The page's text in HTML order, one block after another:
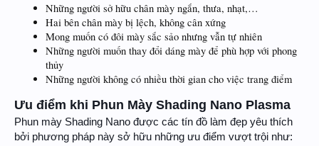
Những người sở hữu chân mày ngắn, thưa, nhạt,…
Hai bên chân mày bị lệch, không cân xứng
Mong muốn có đôi mày sắc sảo nhưng vẫn tự nhiên
Những người muốn thay đổi dáng mày để phù hợp với phong
thủy
Những người không có nhiều thời gian cho việc trang điểm
Ưu điểm khi Phun Mày Shading Nano Plasma
Phun mày Shading Nano được các tín đồ làm đẹp yêu thích
bởi phương pháp này sở hữu những ưu điểm vượt trội như: